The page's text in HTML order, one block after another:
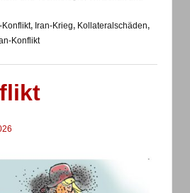
Konflikt, Iran-Krieg, Kollateralschäden,
Konflikt